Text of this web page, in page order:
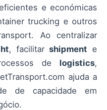
e económicas
trucking e outros
Ao centralizar
, facilitarshipment e
de logistics,
ajuda a
de capacidade em